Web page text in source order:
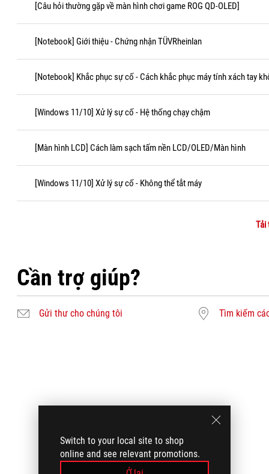
Switch to your local site to shop
online and see relevant promotions.
[Câu hỏi thường gặp về màn hình chơi game ROG QD-OLED]
[Notebook] Giới thiệu - Chứng nhận TÜVRheinlan
[Notebook] Khắc phục sự cố - Cách khắc phục máy tính xách tay
[Windows 11/10] Xử lý sự cố - Hệ thống chạy chậm
[Màn hình LCD] Cách làm sạch tấm nền LCD/OLED/Màn hình
[Windows 11/10] Xử lý sự cố - Không thể tắt máy
Tải
Cần trợ giúp?
Gửi thư cho chúng tôi Tìm kiếm